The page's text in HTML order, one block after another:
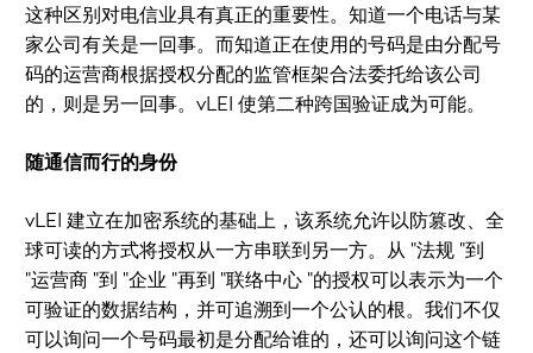
这种区别对电信业具有真正的重要性。知道一个电话与某
家公司有关是一回事。而知道正在使用的号码是由分配号
码的运营商根据授权分配的监管框架合法委托给该公司
的，则是另一回事。vLEI 使第二种跨国验证成为可能。
随通信而行的身份
vLEI 建立在加密系统的基础上，该系统允许以防篡改、全
球可读的方式将授权从一方串联到另一方。从 "法规 "到
"运营商 "到 "企业 "再到 "联络中心 "的授权可以表示为一个
可验证的数据结构，并可追溯到一个公认的根。我们不仅
可以询问一个号码最初是分配给谁的，还可以询问这个链